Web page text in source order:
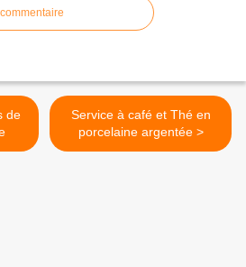
Service à café et Thé en
porcelaine argentée >